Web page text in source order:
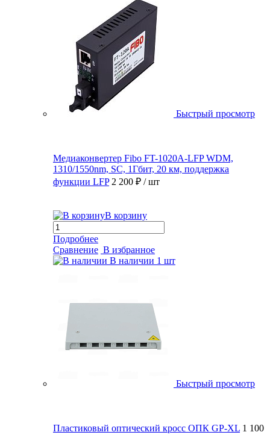
Быстрый просмотр
Медиаконвертер Fibo FT-1020A-LFP WDM,
1310/1550nm, SC, 1Гбит, 20 км, поддержка
функции LFP 2 200 ₽ / шт
В корзину
Подробнее
Сравнение В избранное
В наличии 1 шт
Быстрый просмотр
Пластиковый оптический кросс ОПК GP-XL 1 100